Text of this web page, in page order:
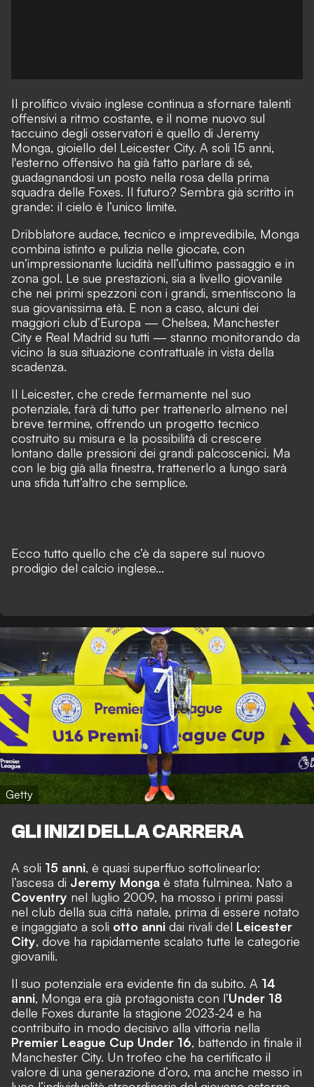
Il prolifico vivaio inglese continua a sfornare talenti
offensivi a ritmo costante, e il nome nuovo sul
taccuino degli osservatori è quello di Jeremy
Monga, gioiello del Leicester City. A soli 15 anni,
l'esterno offensivo ha già fatto parlare di sé,
guadagnandosi un posto nella rosa della prima
squadra delle Foxes. Il futuro? Sembra già scritto in
grande: il cielo è l’unico limite.
Dribblatore audace, tecnico e imprevedibile, Monga
combina istinto e pulizia nelle giocate, con
un’impressionante lucidità nell’ultimo passaggio e in
zona gol. Le sue prestazioni, sia a livello giovanile
che nei primi spezzoni con i grandi, smentiscono la
sua giovanissima età. E non a caso, alcuni dei
maggiori club d’Europa — Chelsea, Manchester
City e Real Madrid su tutti — stanno monitorando da
vicino la sua situazione contrattuale in vista della
scadenza.
Il Leicester, che crede fermamente nel suo
potenziale, farà di tutto per trattenerlo almeno nel
breve termine, offrendo un progetto tecnico
costruito su misura e la possibilità di crescere
lontano dalle pressioni dei grandi palcoscenici. Ma
con le big già alla finestra, trattenerlo a lungo sarà
una sfida tutt’altro che semplice.
Ecco tutto quello che c’è da sapere sul nuovo
prodigio del calcio inglese...
Getty
GLI INIZI DELLA CARRERA
A soli 15 anni, è quasi superfluo sottolinearlo:
l’ascesa di Jeremy Monga è stata fulminea. Nato a
Coventry nel luglio 2009, ha mosso i primi passi
nel club della sua città natale, prima di essere notato
e ingaggiato a soli otto anni dai rivali del Leicester
City, dove ha rapidamente scalato tutte le categorie
giovanili.
Il suo potenziale era evidente fin da subito. A 14
anni, Monga era già protagonista con l’Under 18
delle Foxes durante la stagione 2023-24 e ha
contribuito in modo decisivo alla vittoria nella
Premier League Cup Under 16, battendo in finale il
Manchester City. Un trofeo che ha certificato il
valore di una generazione d’oro, ma anche messo in